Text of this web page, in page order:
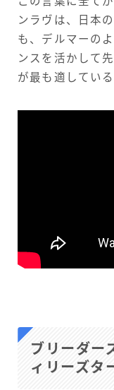
ンラヴは、日本
も、デルマーの
ンスを活かして
が最も適してい
ブリーダー
ィリーズタ